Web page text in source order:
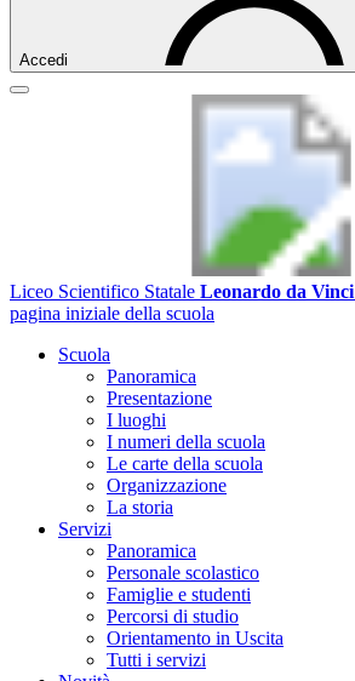
Accedi
Liceo Scientifico Statale Leonardo da Vinci
pagina iniziale della scuola
Scuola
Panoramica
Presentazione
I luoghi
I numeri della scuola
Le carte della scuola
Organizzazione
La storia
Servizi
Panoramica
Personale scolastico
Famiglie e studenti
Percorsi di studio
Orientamento in Uscita
Tutti i servizi